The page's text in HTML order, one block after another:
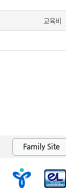
교육비
Family Site